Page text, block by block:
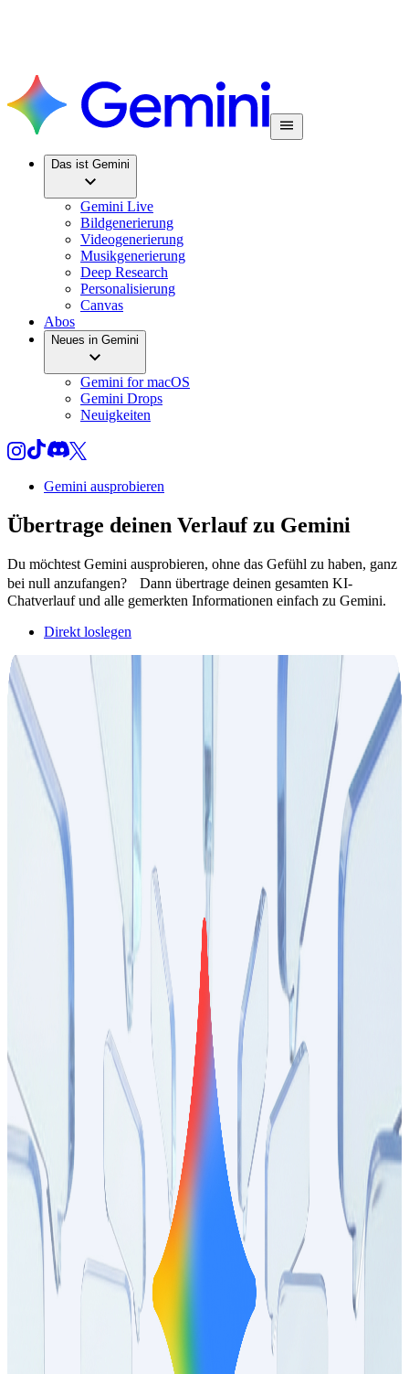
Das ist Gemini
Gemini Live
Bildgenerierung
Videogenerierung
Musikgenerierung
Deep Research
Personalisierung
Canvas
Abos
Neues in Gemini
Gemini for macOS
Gemini Drops
Neuigkeiten
Gemini ausprobieren
Übertrage deinen Verlaufzu Gemini
Du möchtest Gemini ausprobieren, ohne das Gefühl zu haben, ganz
bei null anzufangen? Dann übertrage deinen gesamten KI-
Chatverlauf und alle gemerkten Informationen einfach zu Gemini.
Direkt loslegen